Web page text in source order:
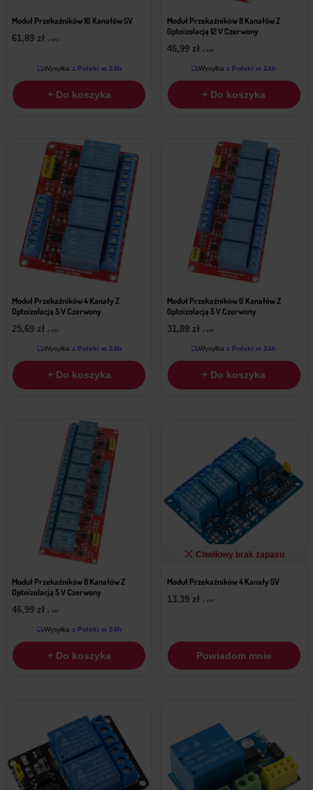
Moduł Przekaźników 16 Kanałów 5V
61,89 zł z VAT
Wysyłka z Polski w 24h
+ Do koszyka
Moduł Przekaźników 8 Kanałów Z
Optoizolacją 12 V Czerwony
46,99 zł z VAT
Wysyłka z Polski w 24h
+ Do koszyka
Moduł Przekaźników 4 Kanały Z
Optoizolacją 5 V Czerwony
25,69 zł z VAT
Wysyłka z Polski w 24h
+ Do koszyka
Moduł Przekaźników 6 Kanałów Z
Optoizolacją 5 V Czerwony
31,89 zł z VAT
Wysyłka z Polski w 24h
+ Do koszyka
Moduł Przekaźników 8 Kanałów Z
Optoizolacją 5 V Czerwony
46,99 zł z VAT
Wysyłka z Polski w 24h
+ Do koszyka
Chwilowy brak zapasu
Moduł Przekaźników 4 Kanały 5V
13,39 zł z VAT
Powiadom mnie